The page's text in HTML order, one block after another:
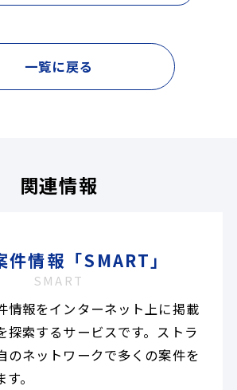
一覧に戻る
関連情報
件情報「SMART」
SMART
情報をインターネット上に掲載
探索するサービスです。ストラ
のネットワークで多くの案件を
。